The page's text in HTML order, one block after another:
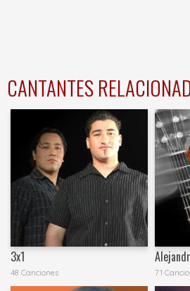
CANTANTES
3x1
48 Canciones 71